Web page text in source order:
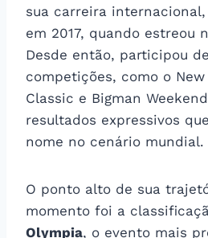
sua carreira
em 2017, quando estreou
Desde então, participou
competições, como o New
Classic e Bigman
resultados expressivos
nome no cenário mundial.
O ponto alto de sua
momento foi a
Olympia, o evento mais